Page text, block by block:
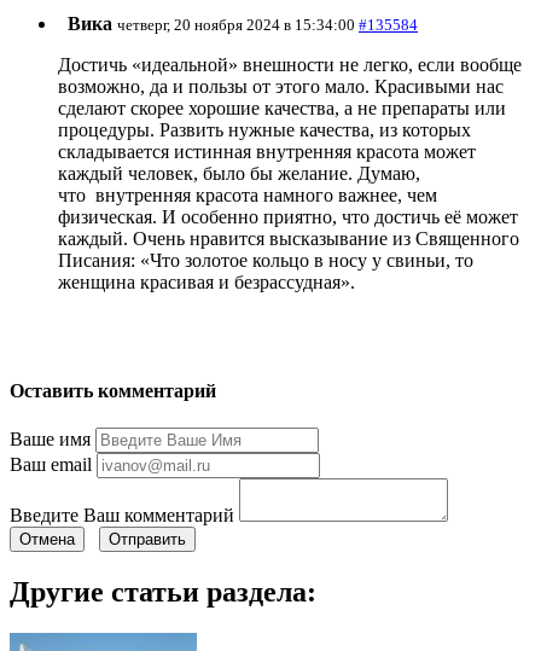
Вика четверг, 20 ноября 2024 в 15:34:00 #135584
Достичь «идеальной» внешности не легко, если вообще
возможно, да и пользы от этого мало. Красивыми нас
сделают скорее хорошие качества, а не препараты или
процедуры. Развить нужные качества, из которых
складывается истинная внутренняя красота может
каждый человек, было бы желание. Думаю,
что внутренняя красота намного важнее, чем
физическая. И особенно приятно, что достичь её может
каждый. Очень нравится высказывание из Священного
Писания: «Что золотое кольцо в носу у свиньи, то
женщина красивая и безрассудная».
Оставить комментарий
Ваше имя
Ваш email
Введите Ваш комментарий
Отмена Отправить
Другие статьи раздела: